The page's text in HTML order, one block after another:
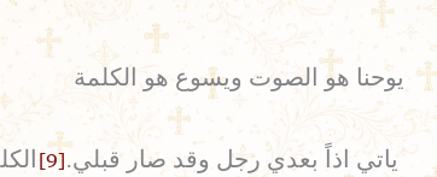
يوحنا هو الصوت ويسوع هو الكلمة
ياتي اذاً بعدي رجل وقد صار قبلي.[9]